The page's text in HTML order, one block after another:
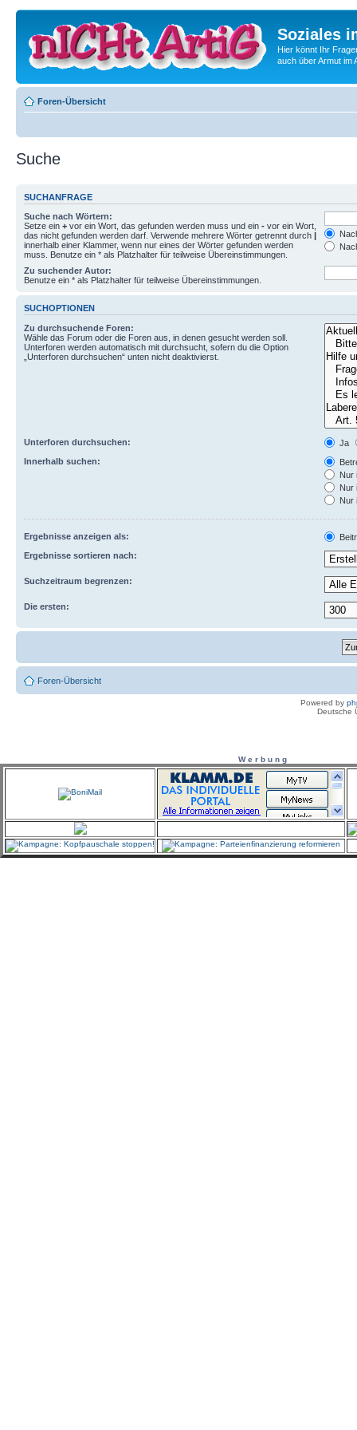
Soziales
Hier könnt Ihr
auch über Armut im
Foren-Übersicht
Suche
SUCHANFRAGE
Suche nach Wörtern:
Setze ein + vor ein Wort, das gefunden werden muss und ein - vor ein Wort,
das nicht gefunden werden darf. Verwende mehrere Wörter getrennt durch |
innerhalb einer Klammer, wenn nur eines der Wörter gefunden werden
muss. Benutze ein * als Platzhalter für teilweise Übereinstimmungen.
Zu suchender Autor:
Benutze ein * als Platzhalter für teilweise Übereinstimmungen.
SUCHOPTIONEN
Zu durchsuchende Foren:
Wähle das Forum oder die Foren aus, in denen gesucht werden soll.
Unterforen werden automatisch mit durchsucht, sofern du die Option
„Unterforen durchsuchen“ unten nicht deaktivierst.
Unterforen durchsuchen:
Ja
Innerhalb suchen:
Nur
Nur
Nur
Ergebnisse anzeigen als:
Ergebnisse sortieren nach:
Suchzeitraum begrenzen:
Die ersten:
Foren-Übersicht
Powered by
Deutsche
W e r b u n g